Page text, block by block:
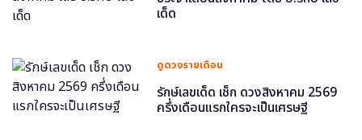
เด็ด
ดูดวงรายเดือน
รักษ์เลขเด็ด เช็ก ดวงสิงหาคม 2569
ครึ่งเดือนแรกใครจะเป็นเศรษฐี